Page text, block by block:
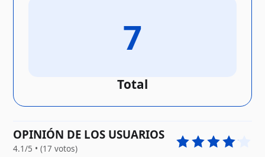
7
Total
OPINIÓN DE LOS USUARIOS
4.1/5 • (17 votos)